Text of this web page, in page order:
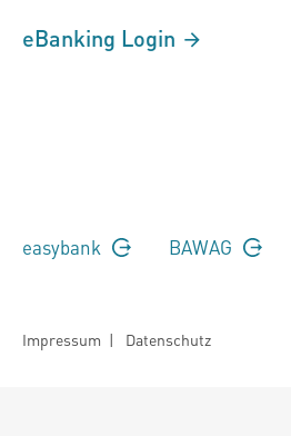
eBanking Login
easybank BAWAG
Impressum | Datenschutz